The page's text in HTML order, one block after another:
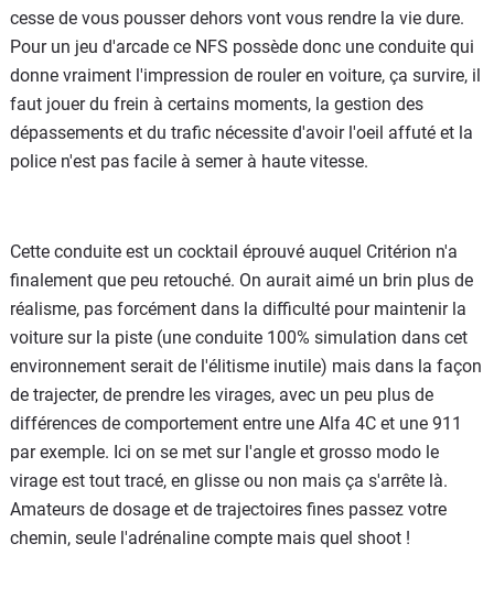
cesse de vous pousser dehors vont vous rendre la vie dure.
Pour un jeu d'arcade ce NFS possède donc une conduite qui
donne vraiment l'impression de rouler en voiture, ça survire, il
faut jouer du frein à certains moments, la gestion des
dépassements et du trafic nécessite d'avoir l'oeil affuté et la
police n'est pas facile à semer à haute vitesse.
Cette conduite est un cocktail éprouvé auquel Critérion n'a
finalement que peu retouché. On aurait aimé un brin plus de
réalisme, pas forcément dans la difficulté pour maintenir la
voiture sur la piste (une conduite 100% simulation dans cet
environnement serait de l'élitisme inutile) mais dans la façon
de trajecter, de prendre les virages, avec un peu plus de
différences de comportement entre une Alfa 4C et une 911
par exemple. Ici on se met sur l'angle et grosso modo le
virage est tout tracé, en glisse ou non mais ça s'arrête là.
Amateurs de dosage et de trajectoires fines passez votre
chemin, seule l'adrénaline compte mais quel shoot !